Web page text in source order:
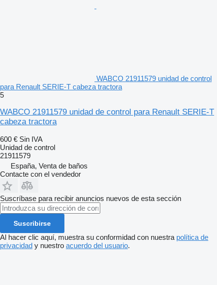
WABCO 21911579 unidad de control
para Renault SERIE-T cabeza tractora
5
WABCO 21911579 unidad de control para Renault SERIE-T
cabeza tractora
600 € Sin IVA
Unidad de control
21911579
España, Venta de baños
Contacte con el vendedor
Suscríbase para recibir anuncios nuevos de esta sección
Suscribirse
Al hacer clic aquí, muestra su conformidad con nuestra política de
privacidad y nuestro acuerdo del usuario.